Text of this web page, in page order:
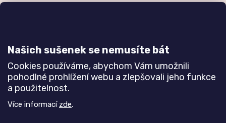
Našich sušenek se nemusíte bát
Cookies používáme, abychom Vám umožnili
pohodlné prohlížení webu a zlepšovali jeho funkce
a použitelnost.
Více informací zde.
Dozvědět se více Dozvědět se více